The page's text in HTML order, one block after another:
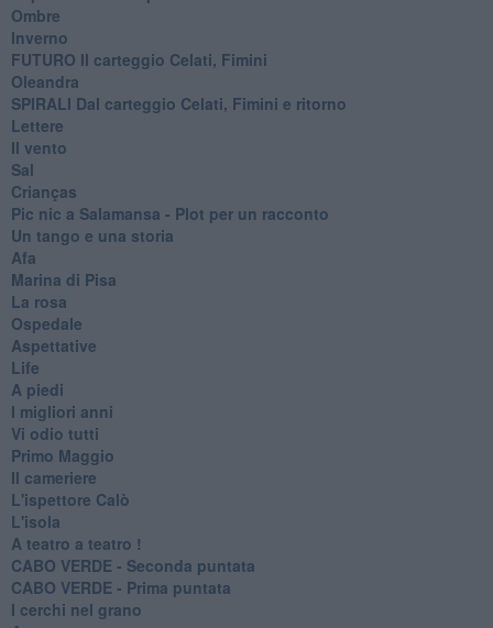
Ombre
Inverno
FUTURO Il carteggio Celati, Fimini
Oleandra
SPIRALI Dal carteggio Celati, Fimini e ritorno
Lettere
Il vento
Sal
Crianças
Pic nic a Salamansa - Plot per un racconto
Un tango e una storia
Afa
Marina di Pisa
La rosa
Ospedale
Aspettative
Life
A piedi
I migliori anni
Vi odio tutti
Primo Maggio
Il cameriere
L'ispettore Calò
L'isola
A teatro a teatro !
CABO VERDE - Seconda puntata
CABO VERDE - Prima puntata
I cerchi nel grano